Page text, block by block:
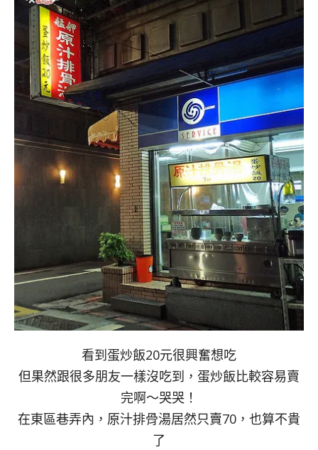
看到蛋炒飯20元很興奮想吃
但果然跟很多朋友一樣沒吃到，蛋炒飯比較容易賣
完啊～哭哭！
在東區巷弄內，原汁排骨湯居然只賣70，也算不貴
了